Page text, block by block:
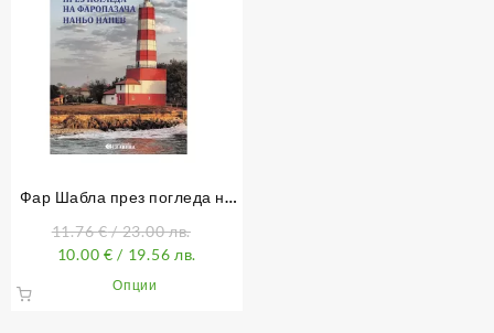
Фар Шабла през погледа на
11.76€/ 23.00 лв.
10.00 € / 19.56 лв.
Опции